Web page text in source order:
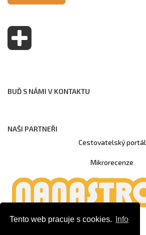
Tento web pracuje s cookies. Info
BUĎ S NÁMI V KONTAKTU
NAŠI PARTNEŘI
Cestovatelský portál
Mikrorecenze